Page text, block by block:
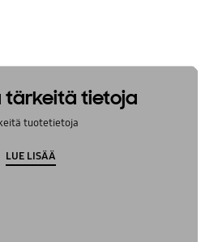
tärkeitä tietoja
tuotetietoja
LUE LISÄÄ